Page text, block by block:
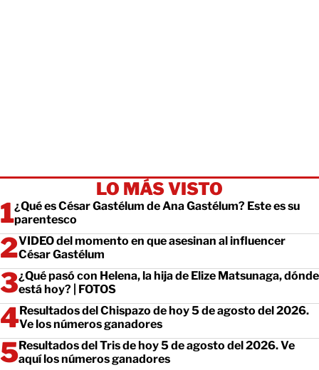
LO MÁS VISTO
¿Qué es César Gastélum de Ana Gastélum? Este es su
parentesco
VIDEO del momento en que asesinan al influencer
César Gastélum
¿Qué pasó con Helena, la hija de Elize Matsunaga, dónde
está hoy? | FOTOS
Resultados del Chispazo de hoy 5 de agosto del 2026.
Ve los números ganadores
Resultados del Tris de hoy 5 de agosto del 2026. Ve
aquí los números ganadores